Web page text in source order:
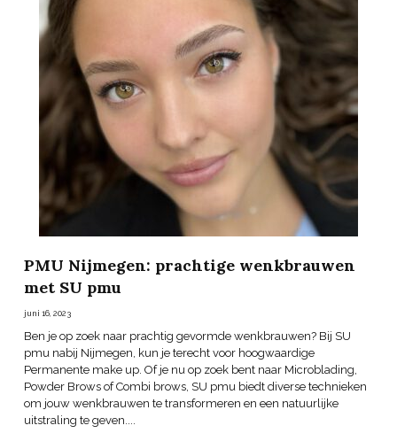
PMU Nijmegen: prachtige wenkbrauwen
met SU pmu
juni 16, 2023
Ben je op zoek naar prachtig gevormde wenkbrauwen? Bij SU
pmu nabij Nijmegen, kun je terecht voor hoogwaardige
Permanente make up. Of je nu op zoek bent naar Microblading,
Powder Brows of Combi brows, SU pmu biedt diverse technieken
om jouw wenkbrauwen te transformeren en een natuurlijke
uitstraling te geven....